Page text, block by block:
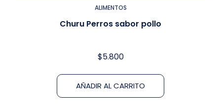
ALIMENTOS
Churu Perros sabor pollo
$5.800
AÑADIR AL CARRITO